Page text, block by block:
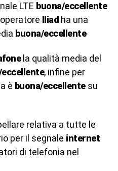
LTE buona/eccellente
Iliad ha una
buona/eccellente
la qualità media del
eccellente, infine per
è buona/eccellentesu
relativa a tutte le
per il segnale internet
di telefonia nel